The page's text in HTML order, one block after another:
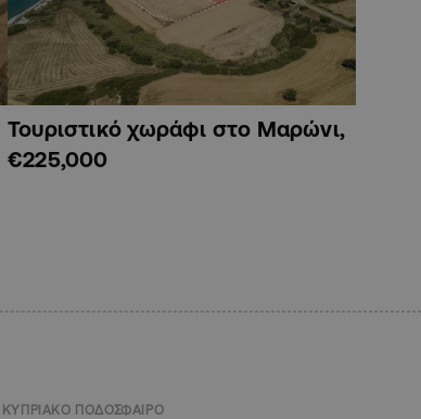
Τουριστικό χωράφι στο Μαρώνι,
€225,000
ΚΥΠΡΙΑΚΟ ΠΟΔΟΣΦΑΙΡΟ